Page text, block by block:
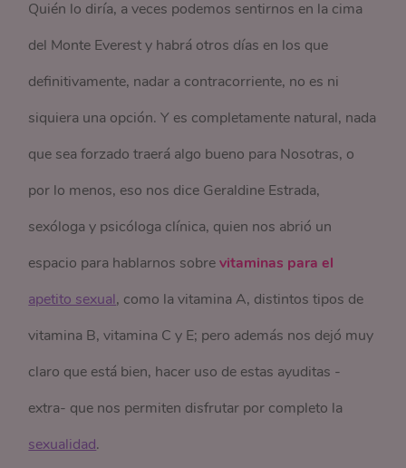
Quién lo diría, a veces podemos sentirnos en la cima
del Monte Everest y habrá otros días en los que
definitivamente, nadar a contracorriente, no es ni
siquiera una opción. Y es completamente natural, nada
que sea forzado traerá algo bueno para Nosotras, o
por lo menos, eso nos dice Geraldine Estrada,
sexóloga y psicóloga clínica, quien nos abrió un
espacio para hablarnos sobrevitaminas para el
apetito sexual, como la vitamina A, distintos tipos de
vitamina B, vitamina C y E; pero además nos dejó muy
claro que está bien, hacer uso de estas ayuditas -
extra- que nos permiten disfrutar por completo la
sexualidad.